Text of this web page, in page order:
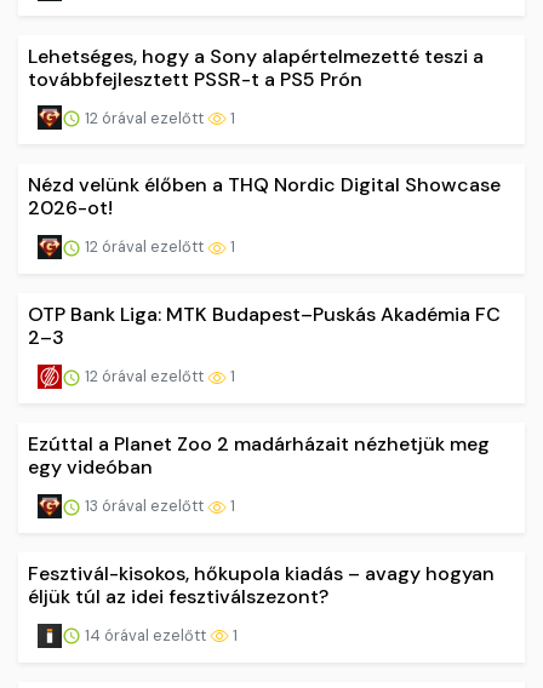
Lehetséges, hogy a Sony alapértelmezetté teszi a
továbbfejlesztett PSSR-t a PS5 Prón
12 órával ezelőtt 1
Nézd velünk élőben a THQ Nordic Digital Showcase
2026-ot!
12 órával ezelőtt 1
OTP Bank Liga: MTK Budapest–Puskás Akadémia FC
2–3
12 órával ezelőtt 1
Ezúttal a Planet Zoo 2 madárházait nézhetjük meg
egy videóban
13 órával ezelőtt 1
Fesztivál-kisokos, hőkupola kiadás – avagy hogyan
éljük túl az idei fesztiválszezont?
14 órával ezelőtt 1